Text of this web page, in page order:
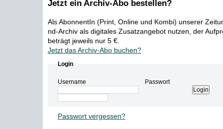
Jetzt ein Archiv-Abo bestellen?
Als AbonnentIn (Print, Online und Kombi) unserer
nd-Archiv als digitales Zusatzangebot nutzen, der
beträgt jeweils nur 5 €.
Jetzt das Archiv-Abo buchen?
Login
Username Passwort
Passwort vergessen?